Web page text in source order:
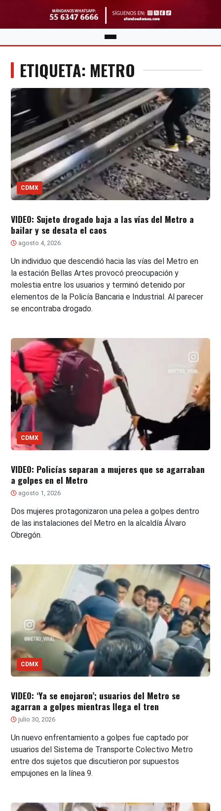
ETIQUETA: METRO
CDMX
VIDEO: Sujeto drogado baja a las vías del Metro a
bailar y se desata el caos
agosto 4, 2026
Un individuo que descendió hacia las vías del Metro en
la estación Bellas Artes provocó preocupación y
molestia entre los usuarios y terminó detenido por
elementos de la Policía Bancaria e Industrial. Al parecer
se encontraba drogado.
CDMX
VIDEO: Policías separan a mujeres que se agarraban
a golpes en el Metro
agosto 1, 2026
Dos mujeres protagonizaron una pelea a golpes dentro
de las instalaciones del Metro en la alcaldía Álvaro
Obregón.
CDMX
VIDEO: ‘Ya se enojaron’; usuarios del Metro se
agarran a golpes mientras llega el tren
julio 30, 2026
Un nuevo enfrentamiento a golpes fue captado por
usuarios del Sistema de Transporte Colectivo Metro
entre dos sujetos que discutieron por supuestos
empujones en la línea 9.